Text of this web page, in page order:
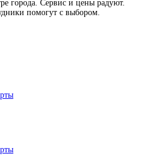
города. Сервис и цены радуют.
помогут с выбором.